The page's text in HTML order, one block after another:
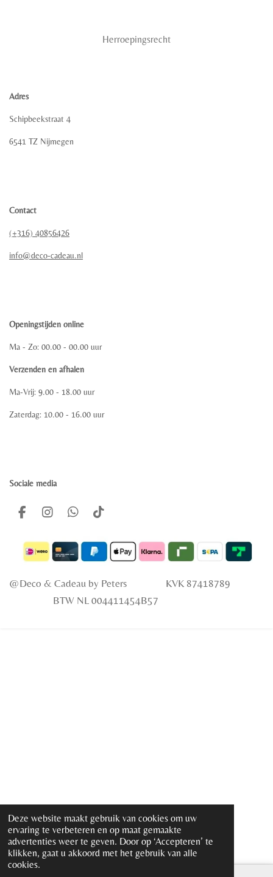
Deze website maakt gebruik van cookies om uw
ervaring te verbeteren en op maat gemaakte
advertenties weer te geven. Door op ‘Accepteren’ te
klikken, gaat u akkoord met het gebruik van alle
cookies.
Herroepingsrecht
Adres
Schipbeekstraat 4
6541 TZ Nijmegen
Contact
(+316) 40856426
info@deco-cadeau.nl
Openingstijden online
Ma - Zo: 00.00 - 00.00 uur
Verzenden en afhalen
Ma-Vrij: 9.00 - 18.00 uur
Zaterdag: 10.00 - 16.00 uur
Sociale media
F
c
e
b
o
I
s
t
a
r
W
a
t
s
p
p
T
k
T
o
@Deco & Cadeau by Peters KVK 87418789
BTW NL 004411454B57